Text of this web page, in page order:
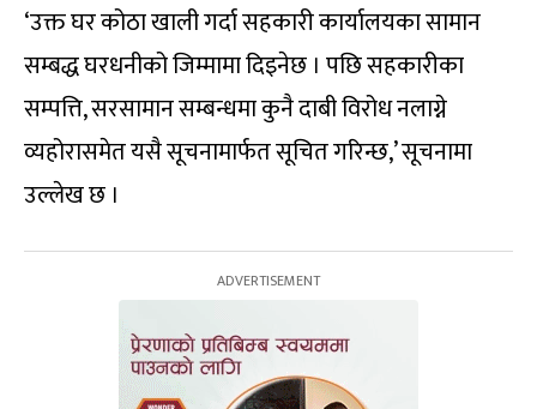
‘उक्त घर कोठा खाली गर्दा सहकारी कार्यालयका सामान
सम्बद्ध घरधनीको जिम्मामा दिइनेछ । पछि सहकारीका
सम्पत्ति, सरसामान सम्बन्धमा कुनै दाबी विरोध नलाग्ने
व्यहोरासमेत यसै सूचनामार्फत सूचित गरिन्छ,’ सूचनामा
उल्लेख छ ।